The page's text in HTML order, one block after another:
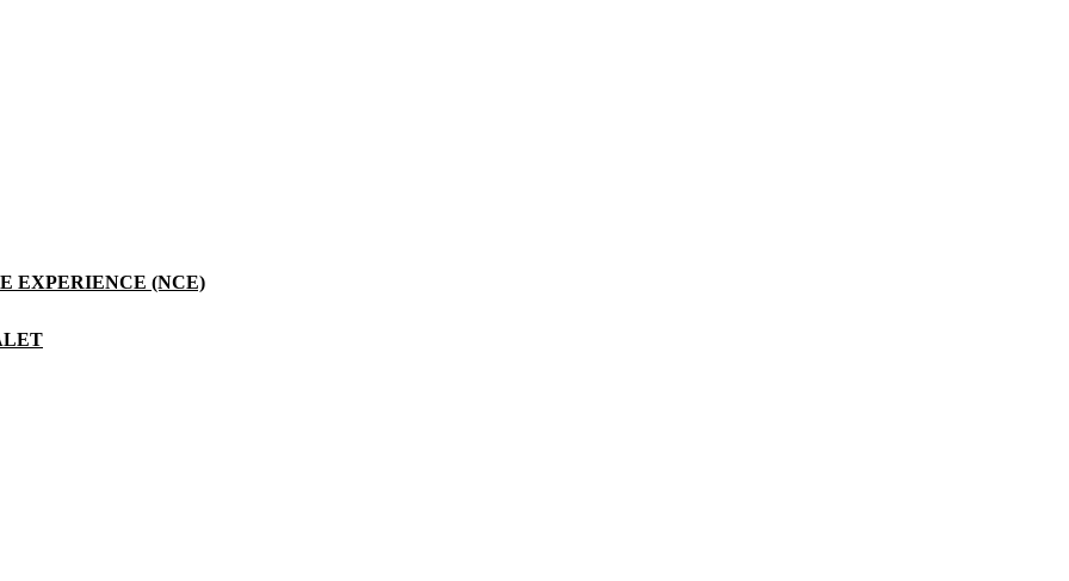
EXPERIENCE (NCE)
40%, og væksten fortsætter – derfor har vi også igangsat et initiativ vi kalder RIT Akademiet. Her dedikerer
yngre profiler, hvilket vi ser som et vigtigt medarbejdergode, men også som et forsøg på at
en branche, hvor det er svært at rekruttere medarbejdere med mange års erfaring.
et besøg værd.